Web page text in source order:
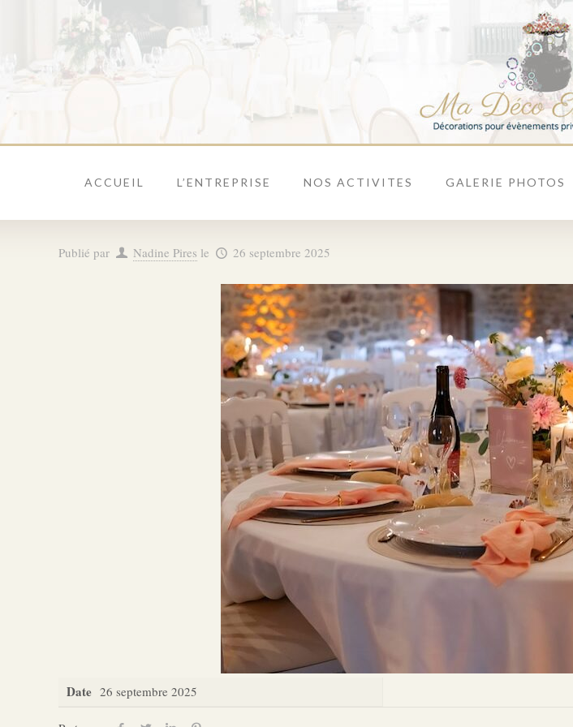
ACCUEIL L’ENTREPRISE NOS ACTIVITES GALERIE PHOTOS
Publié par Nadine Pires le 26 septembre 2025
Date 26 septembre 2025